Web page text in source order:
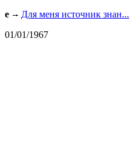
e
Для меня источник знан...
01/01/1967